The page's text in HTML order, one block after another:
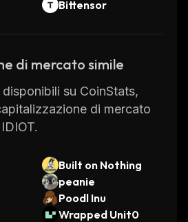
Bittensor
di mercato simile
su CoinStats,
di mercato
Built on Nothing
peanie
Poodl Inu
Wrapped Unit0